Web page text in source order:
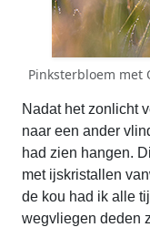
Pinksterbloem
Nadat het zonlicht
naar een ander
had zien hangen.
met ijskristallen
de kou had ik alle
wegvliegen deden